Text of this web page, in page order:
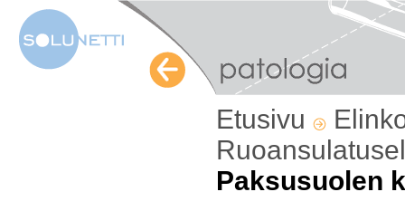
Etusivu
Paksusuolen